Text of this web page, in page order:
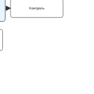
Контроль